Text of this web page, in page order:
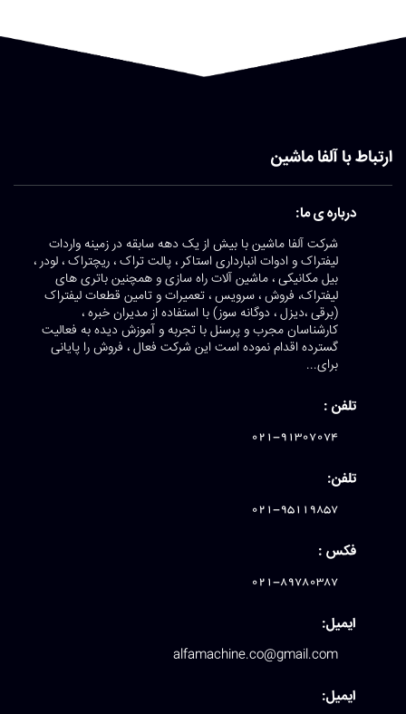
ارتباط با آلفا ماشین
درباره ی ما:
شرکت آلفا ماشین با بیش از یک دهه سابقه در زمینه واردات
لیفتراک و ادوات انبارداری استاکر ، پالت تراک ، ریچتراک ، لودر ،
بیل مکانیکی ، ماشین آلات راه سازی و همچنین باتری های
لیفتراک، فروش ، سرویس ، تعمیرات و تامین قطعات لیفتراک
(برقی ،دیزل ، دوگانه سوز) با استفاده از مدیران خبره ،
کارشناسان مجرب و پرسنل با تجربه و آموزش دیده به فعالیت
گسترده اقدام نموده است این شرکت فعال ، فروش را پایانی
برای...
تلفن :
021-91307074
تلفن:
021-95119857
فکس :
021-89780387
ایمیل:
alfamachine.co@gmail.com
ایمیل: